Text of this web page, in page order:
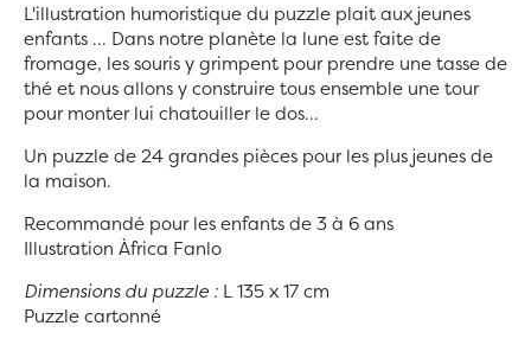
L'illustration humoristique du puzzle plait aux jeunes
enfants ... Dans notre planète la lune est faite de
fromage, les souris y grimpent pour prendre une tasse de
thé et nous allons y construire tous ensemble une tour
pour monter lui chatouiller le dos...
Un puzzle de 24 grandes pièces pour les plus jeunes de
la maison.
Recommandé pour les enfants de 3 à 6 ans
Illustration Àfrica Fanlo
Dimensions du puzzle : L 135 x 17 cm
Puzzle cartonné